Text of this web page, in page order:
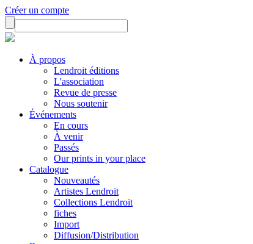
Créer un compte
À propos
Lendroit éditions
L'association
Revue de presse
Nous soutenir
Événements
En cours
À venir
Passés
Our prints in your place
Catalogue
Nouveautés
Artistes Lendroit
Collections Lendroit
fiches
Import
Diffusion/Distribution